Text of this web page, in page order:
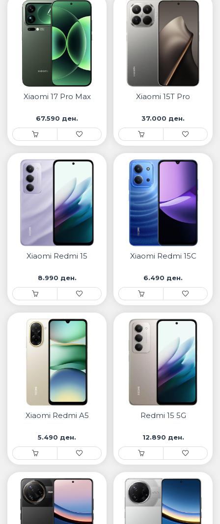
Xiaomi 17 Pro Max
67.590 ден.
Xiaomi 15T Pro
37.000 ден.
Xiaomi Redmi 15
8.990 ден.
Xiaomi Redmi 15C
6.490 ден.
Xiaomi Redmi A5
5.490 ден.
Redmi 15 5G
12.890 ден.